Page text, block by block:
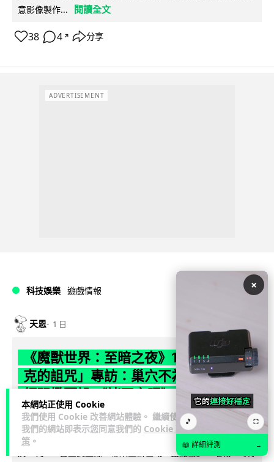
本網站正使用 Cookie
我們使用 Cookie 改善網站體驗。 繼續使用
我們的網站即表示您同意我們的 Cookie 政
策 。
意影像製作...
閱讀全文
38 4 ↗ 分享
ADVERTISEMENT
科技娛樂 遊戲情報
天恩 1 日
《魔獸世界：至暗之夜》12.1 「烏拉特
克的詛咒」專訪：巢穴不為提高世界首
領門檻而設 《諸王之眠》縮短約 10 分
鐘
《魔獸世界：至暗之夜》版本更新 12.1「烏拉特克的詛咒」將
於 8 月 13 日正式上線，帶來全新區域「盤蛇島」、地城「毒牙
×
🎵 ⛶
📖 詳細評測 →